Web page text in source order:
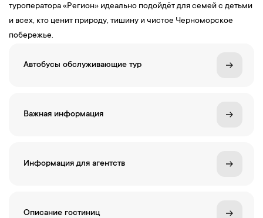
туроператора «Регион» идеально подойдёт для семей с детьми
и всех, кто ценит природу, тишину и чистое Черноморское
побережье.
Автобусы обслуживающие тур
Важная информация
Информация для агентств
Описание гостиниц